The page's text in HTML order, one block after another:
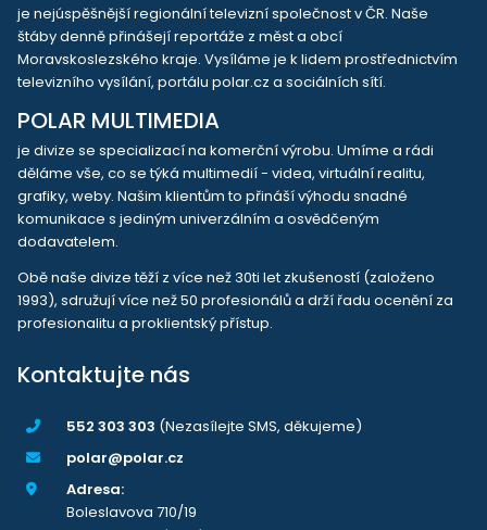
je nejúspěšnější regionální televizní společnost v ČR. Naše
štáby denně přinášejí reportáže z měst a obcí
Moravskoslezského kraje. Vysíláme je k lidem prostřednictvím
televizního vysílání, portálu polar.cz a sociálních sítí.
POLAR MULTIMEDIA
je divize se specializací na komerční výrobu. Umíme a rádi
děláme vše, co se týká multimedií - videa, virtuální realitu,
grafiky, weby. Našim klientům to přináší výhodu snadné
komunikace s jediným univerzálním a osvědčeným
dodavatelem.
Obě naše divize těží z více než 30ti let zkušeností (založeno
1993), sdružují více než 50 profesionálů a drží řadu ocenění za
profesionalitu a proklientský přístup.
Kontaktujte nás
552 303 303 (Nezasílejte SMS, děkujeme)
polar@polar.cz
Adresa:
Boleslavova 710/19